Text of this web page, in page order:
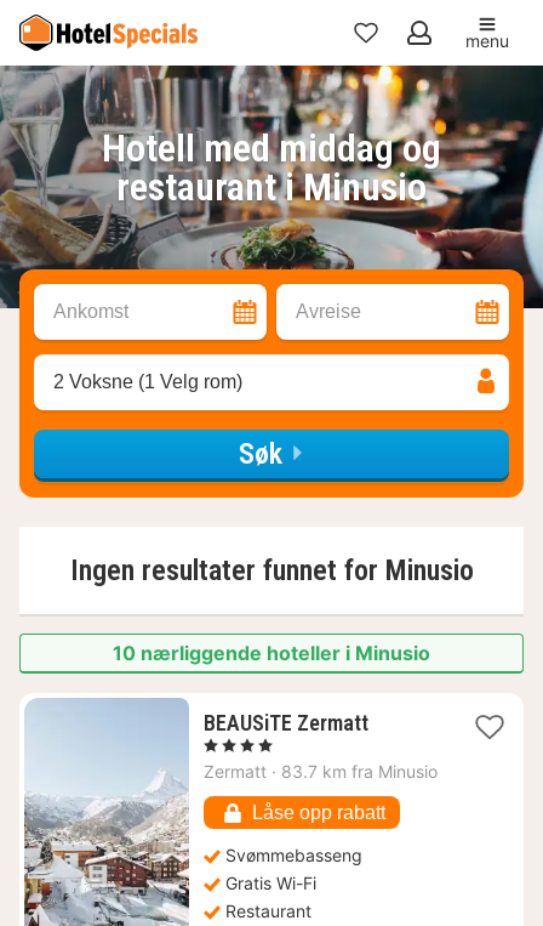
Mine
favoritter
menu
Hotell med middag og
restaurant i Minusio
Ankomst Avreise
2 Voksne (1 Velg rom)
Søk
Ingen resultater funnet for Minusio
10 nærliggende hoteller i Minusio
BEAUSiTE Zermatt1
fra
kr.
, 4 Stjerner
Zermatt · 83.7 km fra Minusio
Låse opp rabatt
Svømmebasseng
Gratis Wi-Fi
Restaurant